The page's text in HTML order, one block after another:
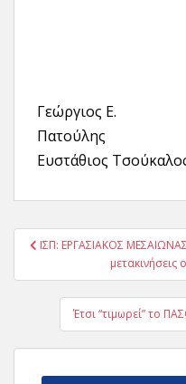
Ο
Γεώργιος Ε.
Ευστάθιος
Πλοήγηση
ΙΣΠ: ΕΡΓΑΣΙΑΚΟΣ
μετακινήσεις
Έτσι “τιμωρεί” το